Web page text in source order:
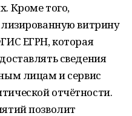
Кроме того,
витрину
ЕГРН, которая
сведения
лицам и сервис
отчётности.
позволит